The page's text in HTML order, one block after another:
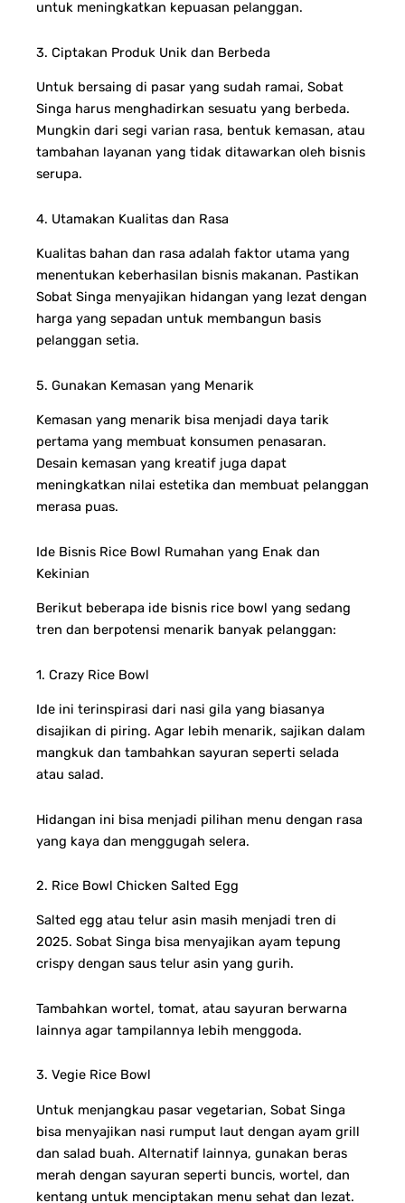
untuk meningkatkan kepuasan pelanggan.
3. Ciptakan Produk Unik dan Berbeda
Untuk bersaing di pasar yang sudah ramai, Sobat
Singa harus menghadirkan sesuatu yang berbeda.
Mungkin dari segi varian rasa, bentuk kemasan, atau
tambahan layanan yang tidak ditawarkan oleh bisnis
serupa.
4. Utamakan Kualitas dan Rasa
Kualitas bahan dan rasa adalah faktor utama yang
menentukan keberhasilan bisnis makanan. Pastikan
Sobat Singa menyajikan hidangan yang lezat dengan
harga yang sepadan untuk membangun basis
pelanggan setia.
5. Gunakan Kemasan yang Menarik
Kemasan yang menarik bisa menjadi daya tarik
pertama yang membuat konsumen penasaran.
Desain kemasan yang kreatif juga dapat
meningkatkan nilai estetika dan membuat pelanggan
merasa puas.
Ide Bisnis Rice Bowl Rumahan yang Enak dan
Kekinian
Berikut beberapa ide bisnis rice bowl yang sedang
tren dan berpotensi menarik banyak pelanggan:
1. Crazy Rice Bowl
Ide ini terinspirasi dari nasi gila yang biasanya
disajikan di piring. Agar lebih menarik, sajikan dalam
mangkuk dan tambahkan sayuran seperti selada
atau salad.
Hidangan ini bisa menjadi pilihan menu dengan rasa
yang kaya dan menggugah selera.
2. Rice Bowl Chicken Salted Egg
Salted egg atau telur asin masih menjadi tren di
2025. Sobat Singa bisa menyajikan ayam tepung
crispy dengan saus telur asin yang gurih.
Tambahkan wortel, tomat, atau sayuran berwarna
lainnya agar tampilannya lebih menggoda.
3. Vegie Rice Bowl
Untuk menjangkau pasar vegetarian, Sobat Singa
bisa menyajikan nasi rumput laut dengan ayam grill
dan salad buah. Alternatif lainnya, gunakan beras
merah dengan sayuran seperti buncis, wortel, dan
kentang untuk menciptakan menu sehat dan lezat.